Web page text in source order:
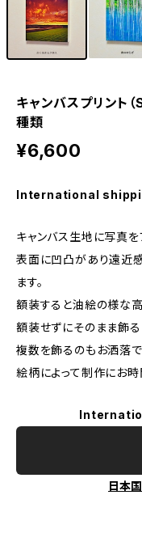
キャンバスプリント
種類
¥6,600
International
キャンバス生地に写真を
表面に凹凸があり遠近
ます。
額装すると油絵の様な高
額装せずにそのまま飾る
複数を飾るのもお洒落で
絵柄によって制作にお時
日本